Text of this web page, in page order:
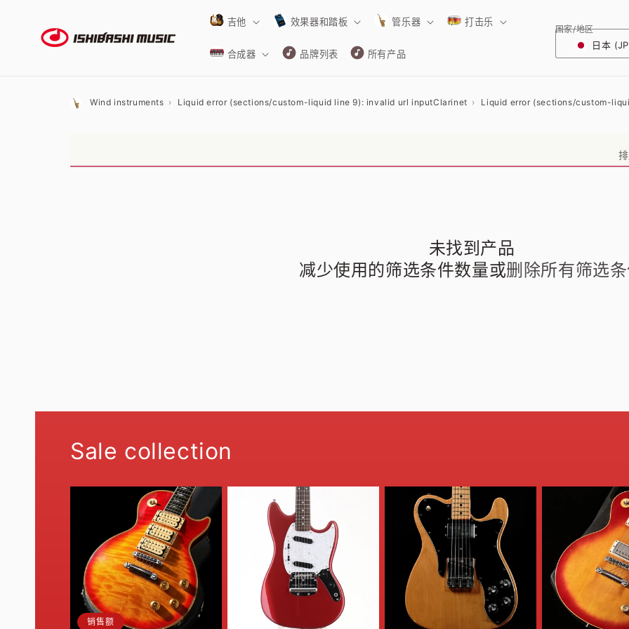
吉他 效果器和踏板 管乐器 打击乐
合成器 品牌列表 所有产品
国家/地区
日本
Wind instruments Liquid error (sections/custom-liquid line 9): invalid url inputClarinet Liquid error (sections/custom-
未找到产品
减少使用的筛选条件数量或删除所有筛选
Sale collection
销售额